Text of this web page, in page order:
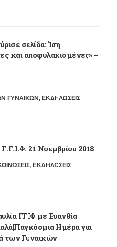
σελίδα: Ίση
και αποφυλακισμένες» –
ΓΥΝΑΙΚΩΝ, ΕΚΔΗΛΩΣΕΙΣ
21 Νοεμβρίου 2018
, ΕΚΔΗΛΩΣΕΙΣ
ΓΓΙΦ με Ευανθία
Ημέρα για
των Γυναικών